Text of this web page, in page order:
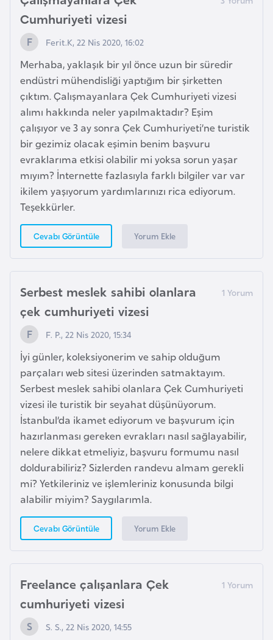
Cumhuriyeti vizesi
Ferit.K, 22 Nis 2020, 16:02
Merhaba, yaklaşık bir yıl önce uzun bir süredir
endüstri mühendisliği yaptığım bir şirketten
çıktım. Çalışmayanlara Çek Cumhuriyeti vizesi
alımı hakkında neler yapılmaktadır? Eşim
çalışıyor ve 3 ay sonra Çek Cumhuriyeti’ne turistik
bir gezimiz olacak eşimin benim başvuru
evraklarıma etkisi olabilir mi yoksa sorun yaşar
mıyım? İnternette fazlasıyla farklı bilgiler var var
ikilem yaşıyorum yardımlarınızı rica ediyorum.
Teşekkürler.
Cevabı Görüntüle Yorum Ekle
Serbest meslek sahibi olanlara
çek cumhuriyeti vizesi
F. P., 22 Nis 2020, 15:34
İyi günler, koleksiyonerim ve sahip olduğum
parçaları web sitesi üzerinden satmaktayım.
Serbest meslek sahibi olanlara Çek Cumhuriyeti
vizesi ile turistik bir seyahat düşünüyorum.
İstanbul’da ikamet ediyorum ve başvurum için
hazırlanması gereken evrakları nasıl sağlayabilir,
nelere dikkat etmeliyiz, başvuru formumu nasıl
doldurabiliriz? Sizlerden randevu almam gerekli
mi? Yetkileriniz ve işlemleriniz konusunda bilgi
alabilir miyim? Saygılarımla.
Cevabı Görüntüle Yorum Ekle
Freelance çalışanlara Çek
cumhuriyeti vizesi
S. S., 22 Nis 2020, 14:55
y
K
o
n
g
o
K
ü
b
a
K
u
e
y
t
L
e
s
o
t
h
o
L
o
a
L